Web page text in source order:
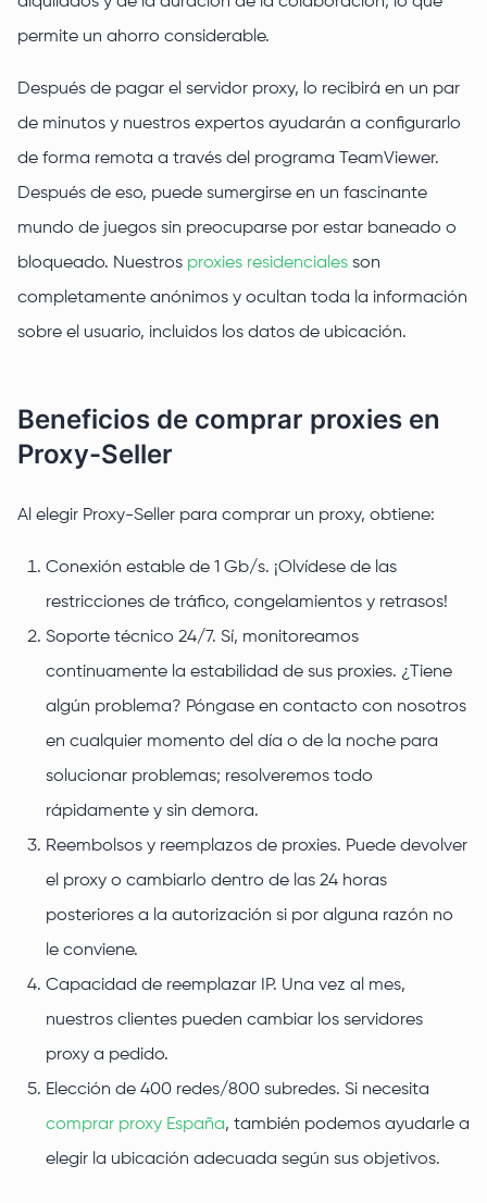
permite un ahorro considerable.
Después de pagar el servidor proxy, lo recibirá en un par
de minutos y nuestros expertos ayudarán a configurarlo
de forma remota a través del programa TeamViewer.
Después de eso, puede sumergirse en un fascinante
mundo de juegos sin preocuparse por estar baneado o
bloqueado. Nuestros proxies residenciales son
completamente anónimos y ocultan toda la información
sobre el usuario, incluidos los datos de ubicación.
Beneficios de comprar proxies en
Proxy-Seller
Al elegir Proxy-Seller para comprar un proxy, obtiene:
Conexión estable de 1 Gb/s. ¡Olvídese de las
restricciones de tráfico, congelamientos y retrasos!
Soporte técnico 24/7. Sí, monitoreamos
continuamente la estabilidad de sus proxies. ¿Tiene
algún problema? Póngase en contacto con nosotros
en cualquier momento del día o de la noche para
solucionar problemas; resolveremos todo
rápidamente y sin demora.
Reembolsos y reemplazos de proxies. Puede devolver
el proxy o cambiarlo dentro de las 24 horas
posteriores a la autorización si por alguna razón no
le conviene.
Capacidad de reemplazar IP. Una vez al mes,
nuestros clientes pueden cambiar los servidores
proxy a pedido.
Elección de 400 redes/800 subredes. Si necesita
comprar proxy España, también podemos ayudarle a
elegir la ubicación adecuada según sus objetivos.